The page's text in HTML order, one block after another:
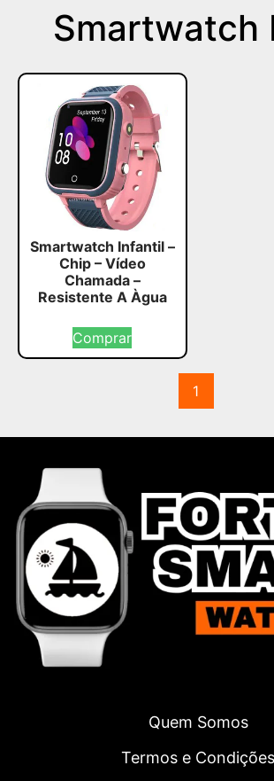
Smartwatch
Smartwatch Infantil –
Chip – Vídeo
Chamada –
Resistente A Àgua
Comprar
1
Quem Somos
Termos e Condições